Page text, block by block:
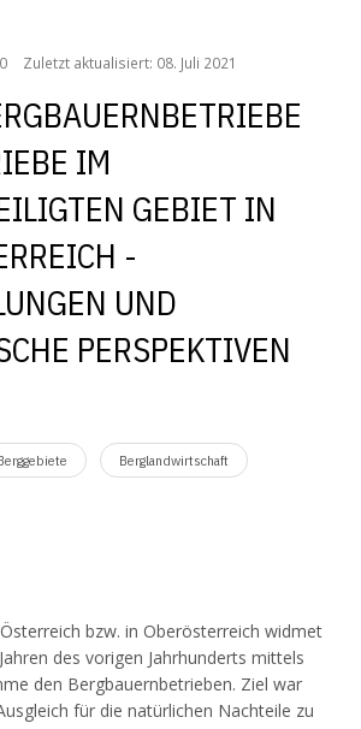
Zuletzt aktualisiert: 08. Juli 2021
IM
GEBIET IN
-
UND
PERSPEKTIVEN
Berglandwirtschaft
bzw. in Oberösterreich widmet
des vorigen Jahrhunderts mittels
den Bergbauernbetrieben. Ziel war
für die natürlichen Nachteile zu